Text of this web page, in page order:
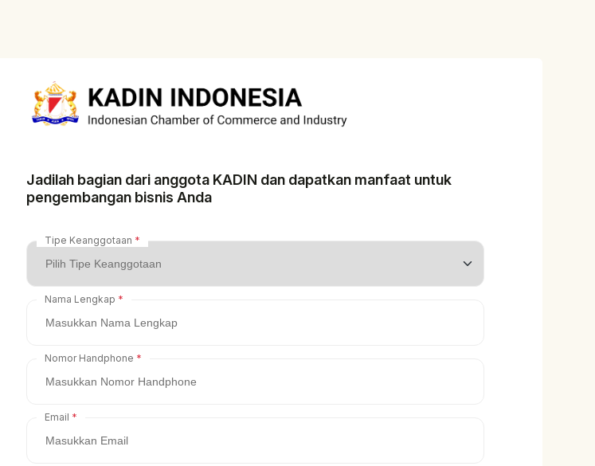
Jadilah bagian dari anggota KADIN dan dapatkan manfaat untuk
pengembangan bisnis Anda
Tipe Keanggotaan
Nama Lengkap
Nomor Handphone
Email